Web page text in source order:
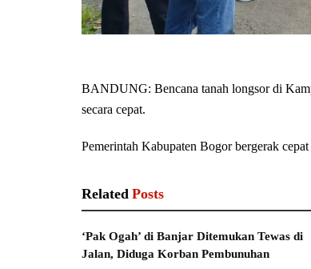
BANDUNG: Bencana tanah longsor di
secara cepat.
Pemerintah Kabupaten Bogor bergerak
Related Posts
‘Pak Ogah’ di Banjar Ditemukan Tewas di
Jalan, Diduga Korban Pembunuhan